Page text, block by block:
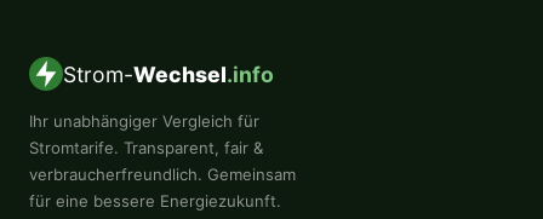
Strom-Wechsel.info
Ihr unabhängiger Vergleich für
Stromtarife. Transparent, fair &
verbraucherfreundlich. Gemeinsam
für eine bessere Energiezukunft.